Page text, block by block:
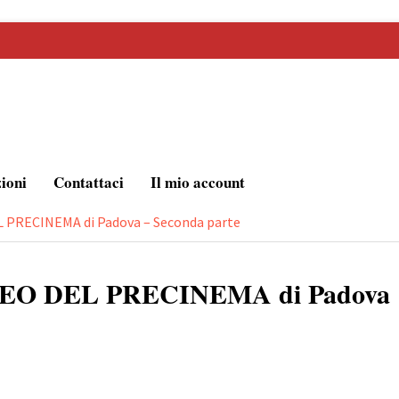
Contattaci Il mio account
di Padova – Seconda parte
DEL PRECINEMA di Padova